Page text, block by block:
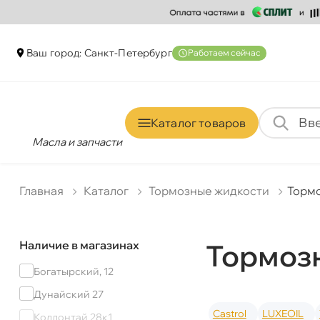
аш город: Санкт-Петербур Работаем сейчас
Масла и запчасти
Каталог товаро
Главная Катало Тормозные жидкости
Наличие в магазинах
Богатырский, 12
Дунайский 27
Коллонтай 28к1
Castrol LUXEOIL